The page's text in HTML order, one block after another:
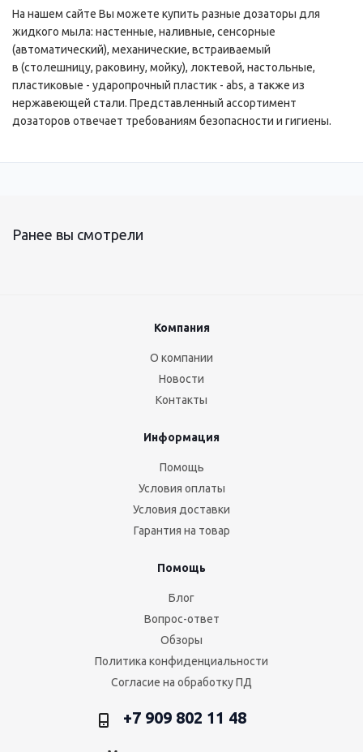
На нашем сайте Вы можете купить разные дозаторы для
жидкого мыла: настенные, наливные, сенсорные
(автоматический), механические, встраиваемый
в (столешницу, раковину, мойку), локтевой, настольные,
пластиковые - ударопрочный пластик - abs, а также из
нержавеющей стали. Представленный ассортимент
дозаторов отвечает требованиям безопасности и гигиены.
Ранее вы смотрели
Компания
О компании
Новости
Контакты
Информация
Помощь
Условия оплаты
Условия доставки
Гарантия на товар
Помощь
Блог
Вопрос-ответ
Обзоры
Политика конфиденциальности
Согласие на обработку ПД
+7 909 802 11 48